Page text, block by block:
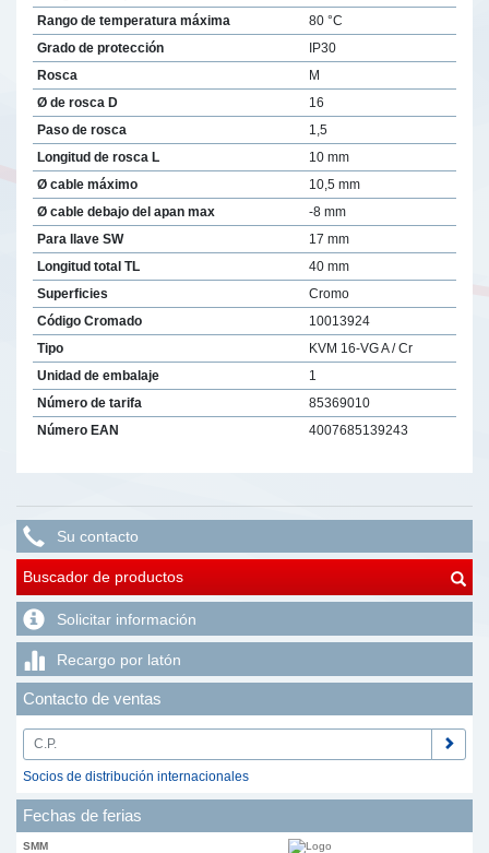
Rango de temperatura máxima
80 °C
Grado de protección
IP30
Rosca
M
Ø de rosca D
16
Paso de rosca
1,5
Longitud de rosca L
10 mm
Ø cable máximo
10,5 mm
Ø cable debajo del apan max
-8 mm
Para llave SW
17 mm
Longitud total TL
40 mm
Superficies
Cromo
Código Cromado
10013924
Tipo
KVM 16-VG A / Cr
Unidad de embalaje
1
Número de tarifa
85369010
Número EAN
4007685139243
Su contacto
Buscador de productos
Solicitar información
Recargo por latón
Contacto de ventas
Socios de distribución internacionales
Fechas de ferias
SMM